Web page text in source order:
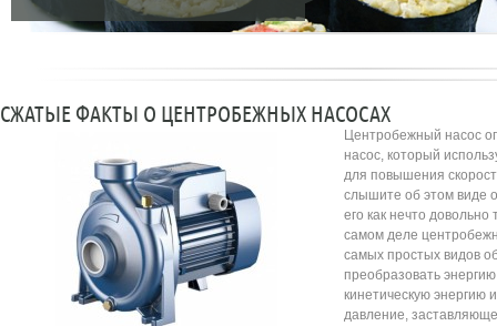
СЖАТЫЕ ФАКТЫ О ЦЕНТРОБЕЖНЫХ НАСОСАХ
Центробежный насос
насос, который
для повышения
слышите об этом виде
его как нечто
самом деле
самых простых видов
преобразовать
кинетическую энергию
давление,